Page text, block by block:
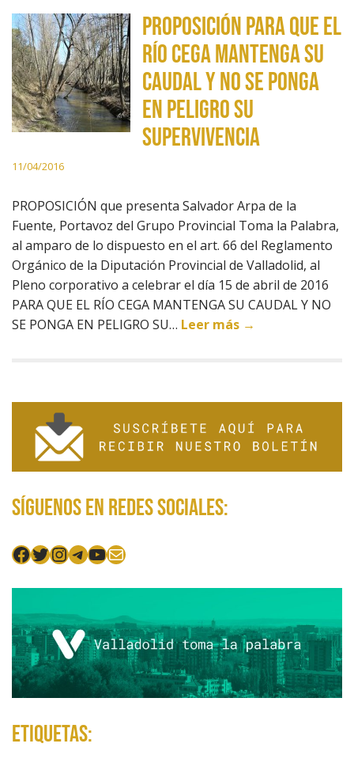
PROPOSICIÓN PARA QUE EL
RÍO CEGA MANTENGA SU
CAUDAL Y NO SE PONGA
EN PELIGRO SU
SUPERVIVENCIA
11/04/2016
PROPOSICIÓN que presenta Salvador Arpa de la
Fuente, Portavoz del Grupo Provincial Toma la Palabra,
al amparo de lo dispuesto en el art. 66 del Reglamento
Orgánico de la Diputación Provincial de Valladolid, al
Pleno corporativo a celebrar el día 15 de abril de 2016
PARA QUE EL RÍO CEGA MANTENGA SU CAUDAL Y NO
SE PONGA EN PELIGRO SU… Leer más →
Síguenos en redes sociales:
Facebook
Twitter
Instagram
Telegram
YouTube
Mail
Etiquetas: